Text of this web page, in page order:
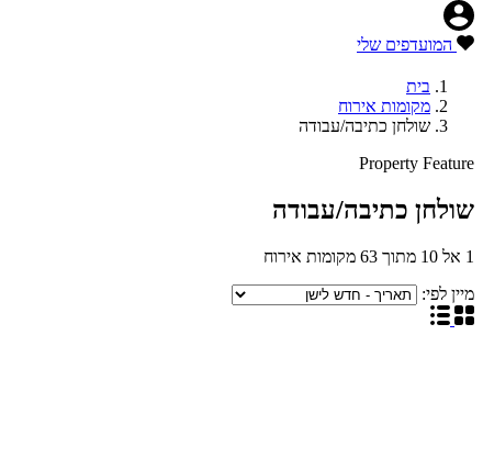
המועדפים שלי
בית
מקומות אירוח
שולחן כתיבה/עבודה
Property Feature
שולחן כתיבה/עבודה
1 אל 10 מתוך 63 מקומות אירוח
מיין לפי: